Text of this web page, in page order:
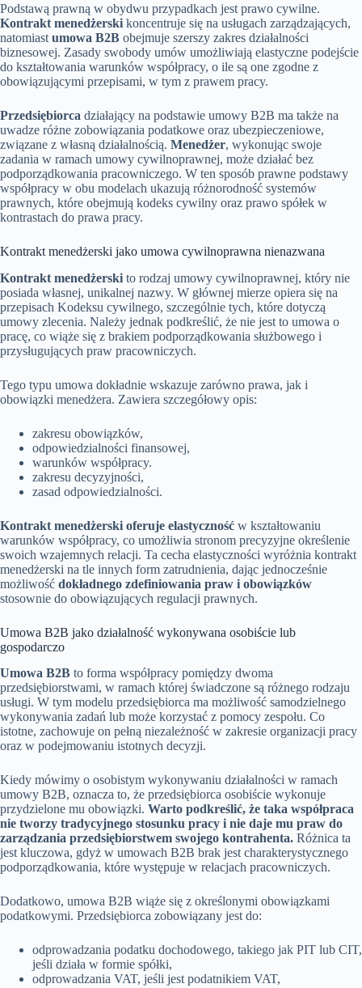
Podstawą prawną w obydwu przypadkach jest prawo cywilne.
Kontrakt menedżerski koncentruje się na usługach zarządzających,
natomiast umowa B2B obejmuje szerszy zakres działalności
biznesowej. Zasady swobody umów umożliwiają elastyczne podejście
do kształtowania warunków współpracy, o ile są one zgodne z
obowiązującymi przepisami, w tym z prawem pracy.
Przedsiębiorca działający na podstawie umowy B2B ma także na
uwadze różne zobowiązania podatkowe oraz ubezpieczeniowe,
związane z własną działalnością. Menedżer, wykonując swoje
zadania w ramach umowy cywilnoprawnej, może działać bez
podporządkowania pracowniczego. W ten sposób prawne podstawy
współpracy w obu modelach ukazują różnorodność systemów
prawnych, które obejmują kodeks cywilny oraz prawo spółek w
kontrastach do prawa pracy.
Kontrakt menedżerski jako umowa cywilnoprawna nienazwana
Kontrakt menedżerski to rodzaj umowy cywilnoprawnej, który nie
posiada własnej, unikalnej nazwy. W głównej mierze opiera się na
przepisach Kodeksu cywilnego, szczególnie tych, które dotyczą
umowy zlecenia. Należy jednak podkreślić, że nie jest to umowa o
pracę, co wiąże się z brakiem podporządkowania służbowego i
przysługujących praw pracowniczych.
Tego typu umowa dokładnie wskazuje zarówno prawa, jak i
obowiązki menedżera. Zawiera szczegółowy opis:
zakresu obowiązków,
odpowiedzialności finansowej,
warunków współpracy.
zakresu decyzyjności,
zasad odpowiedzialności.
Kontrakt menedżerski oferuje elastyczność w kształtowaniu
warunków współpracy, co umożliwia stronom precyzyjne określenie
swoich wzajemnych relacji. Ta cecha elastyczności wyróżnia kontrakt
menedżerski na tle innych form zatrudnienia, dając jednocześnie
możliwość dokładnego zdefiniowania praw i obowiązków
stosownie do obowiązujących regulacji prawnych.
Umowa B2B jako działalność wykonywana osobiście lub
gospodarczo
Umowa B2B to forma współpracy pomiędzy dwoma
przedsiębiorstwami, w ramach której świadczone są różnego rodzaju
usługi. W tym modelu przedsiębiorca ma możliwość samodzielnego
wykonywania zadań lub może korzystać z pomocy zespołu. Co
istotne, zachowuje on pełną niezależność w zakresie organizacji pracy
oraz w podejmowaniu istotnych decyzji.
Kiedy mówimy o osobistym wykonywaniu działalności w ramach
umowy B2B, oznacza to, że przedsiębiorca osobiście wykonuje
przydzielone mu obowiązki. Warto podkreślić, że taka współpraca
nie tworzy tradycyjnego stosunku pracy i nie daje mu praw do
zarządzania przedsiębiorstwem swojego kontrahenta. Różnica ta
jest kluczowa, gdyż w umowach B2B brak jest charakterystycznego
podporządkowania, które występuje w relacjach pracowniczych.
Dodatkowo, umowa B2B wiąże się z określonymi obowiązkami
podatkowymi. Przedsiębiorca zobowiązany jest do:
odprowadzania podatku dochodowego, takiego jak PIT lub CIT,
jeśli działa w formie spółki,
odprowadzania VAT, jeśli jest podatnikiem VAT,